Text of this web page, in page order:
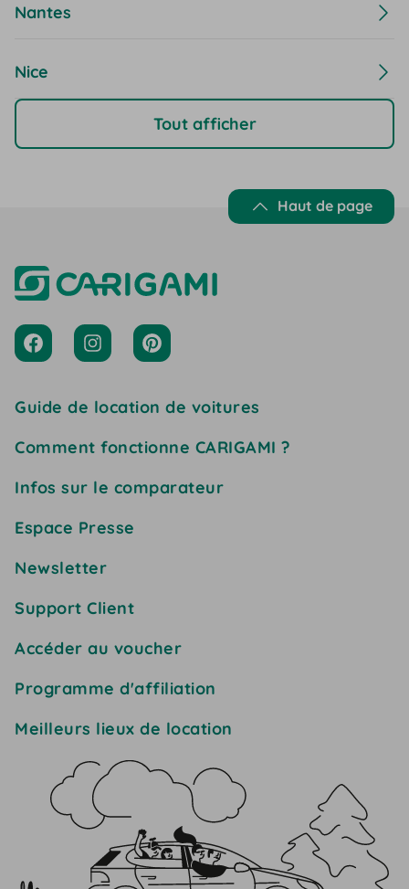
Nantes
Nice
Tout afficher
Haut de page
Guide de location de voitures
Comment fonctionne CARIGAMI ?
Infos sur le comparateur
Espace Presse
Newsletter
Support Client
Accéder au voucher
Programme d'affiliation
Meilleurs lieux de location